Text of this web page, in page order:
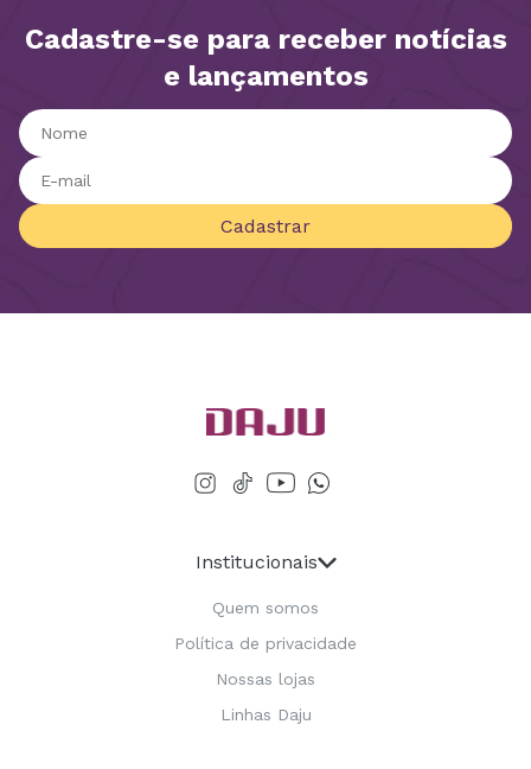
Cadastre-se para receber notícias
e lançamentos
Cadastrar
Institucionais
Quem somos
Política de privacidade
Nossas lojas
Linhas Daju